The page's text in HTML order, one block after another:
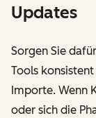
Updates
Sorgen Sie
Tools
Importe. Wenn
oder sich die